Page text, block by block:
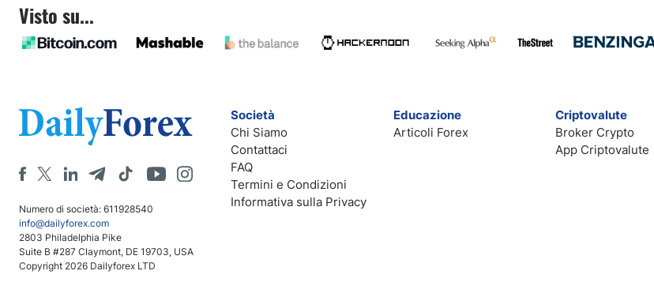
Visto su...
Numero di società: 611928540
info@dailyforex.com
2803 Philadelphia Pike
Suite B #287 Claymont, DE 19703, USA
Copyright 2026 Dailyforex LTD
Società
Chi Siamo
Contattaci
FAQ
Termini e Condizioni
Informativa sulla Privacy
Educazione
Articoli Forex
Criptovalute
Broker Crypto
App Criptovalute